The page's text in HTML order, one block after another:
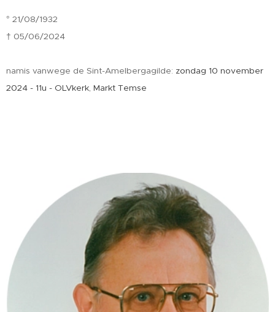
° 21/08/1932
† 05/06/2024
namis vanwege de Sint-Amelbergagilde: zondag 10 november
2024 - 11u - OLVkerk, Markt Temse